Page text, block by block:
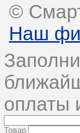
©
Наш
оплаты
Товар